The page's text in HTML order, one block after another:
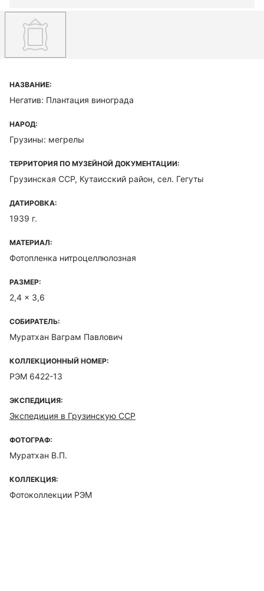
НАЗВАНИЕ:
Негатив: Плантация винограда
НАРОД:
Грузины: мегрелы
ТЕРРИТОРИЯ ПО МУЗЕЙНОЙ ДОКУМЕНТАЦИИ:
Грузинская ССР, Кутаисский район, сел. Гегуты
ДАТИРОВКА:
1939 г.
МАТЕРИАЛ:
Фотопленка нитроцеллюлозная
РАЗМЕР:
2,4 x 3,6
СОБИРАТЕЛЬ:
Муратхан Ваграм Павлович
КОЛЛЕКЦИОННЫЙ НОМЕР:
РЭМ 6422-13
ЭКСПЕДИЦИЯ:
Экспедиция в Грузинскую ССР
ФОТОГРАФ:
Муратхан В.П.
КОЛЛЕКЦИЯ:
Фотоколлекции РЭМ